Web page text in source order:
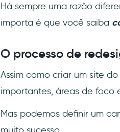
Há sempre uma razão
importa é que você saiba
O processo de
Assim como criar um site
importantes, áreas de foco
Mas podemos definir um